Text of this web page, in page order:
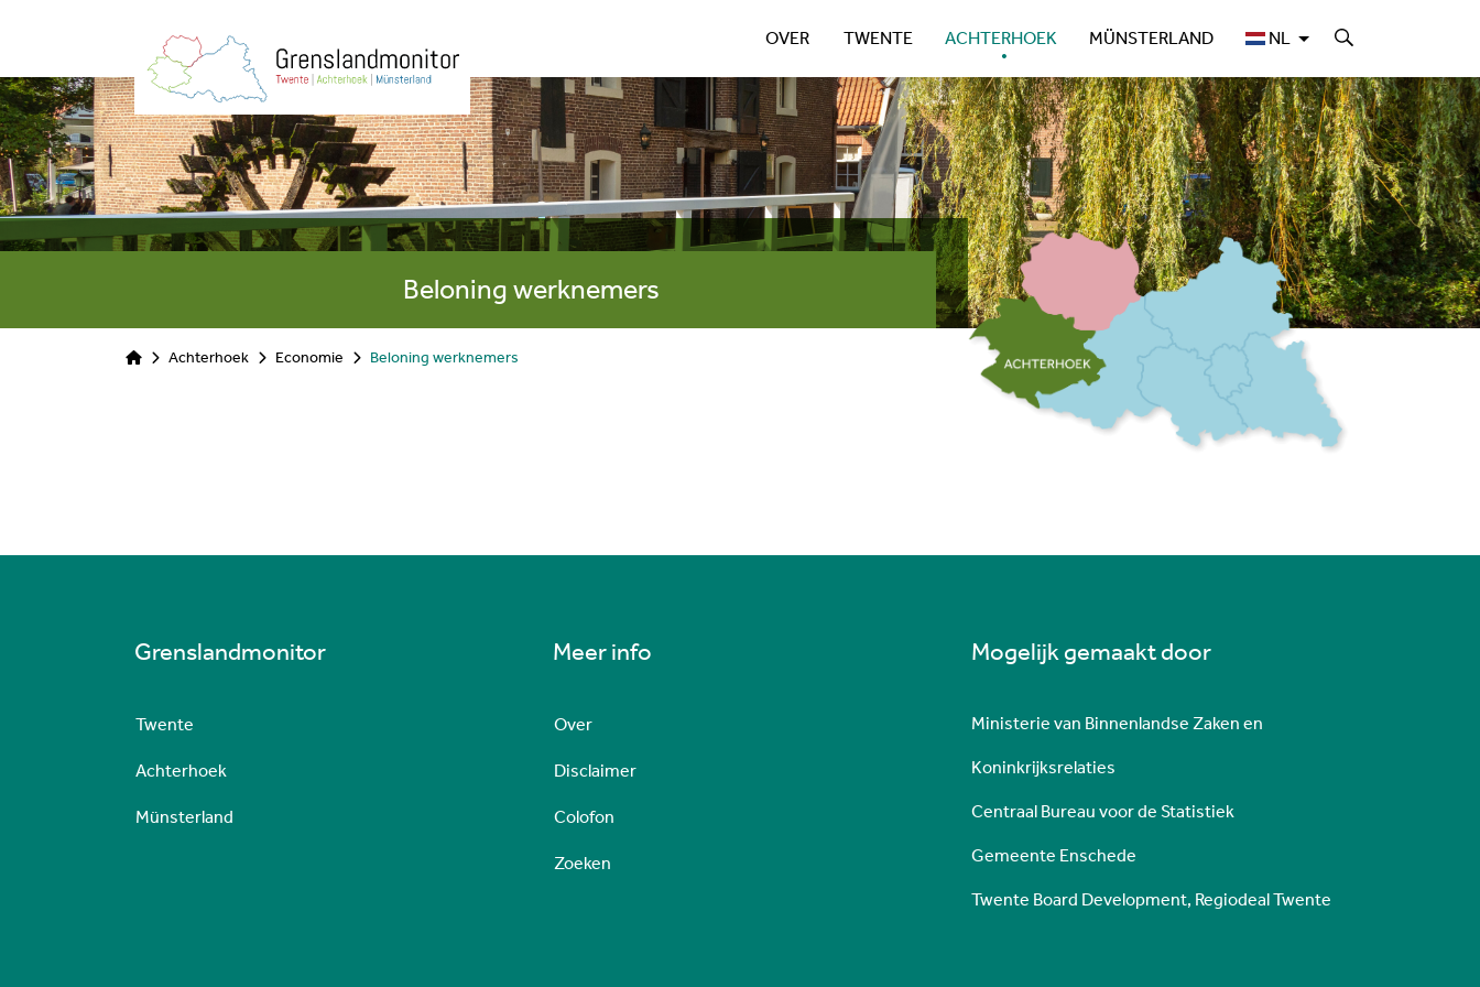
OVER TWENTE ACHTERHOEK MÜNSTERLAND NL
Beloning werknemers
Achterhoek Economie Beloning werknemers
Grenslandmonitor
Twente
Achterhoek
Münsterland
Meer info
Over
Disclaimer
Colofon
Zoeken
Mogelijk gemaakt door
Ministerie van Binnenlandse Zaken en
Koninkrijksrelaties
Centraal Bureau voor de Statistiek
Gemeente Enschede
Twente Board Development, Regiodeal Twente